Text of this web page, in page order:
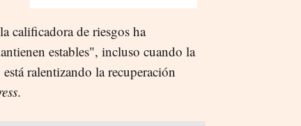
calificadora de riesgos ha
estables", incluso cuando la
ralentizando la recuperación
.